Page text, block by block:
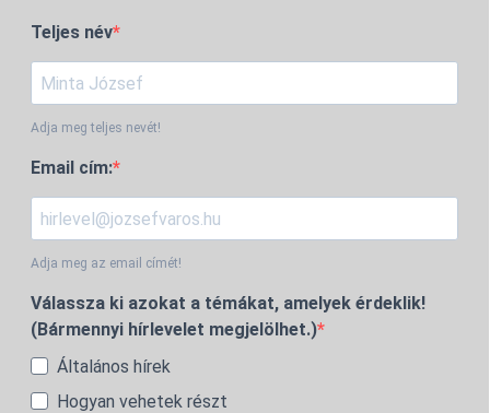
Teljes név
Adja meg teljes nevét!
Email cím:
Adja meg az email címét!
Válassza ki azokat a témákat, amelyek érdeklik!
(Bármennyi hírlevelet megjelölhet.)
Általános hírek
Hogyan vehetek részt